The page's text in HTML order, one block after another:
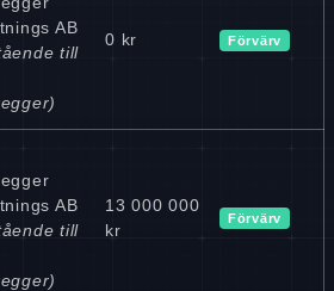
AB
till
0 kr Förvärv
AB
till
13 000 000
kr
Förvärv